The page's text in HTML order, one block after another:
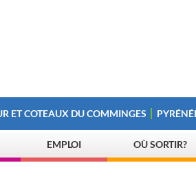
ET COTEAUX DU COMMINGES
EMPLOI OÙ SORTIR?